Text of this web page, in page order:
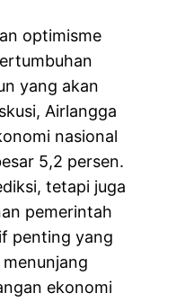
optimisme
yang akan
Airlangga
nasional
5,2 persen.
tetapi juga
pemerintah
penting yang
ekonomi